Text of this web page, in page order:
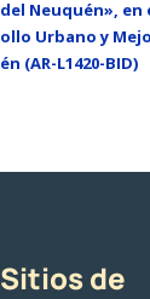
Neuquén», en
Urbano y
(AR-L1420-BID)
Sitios de